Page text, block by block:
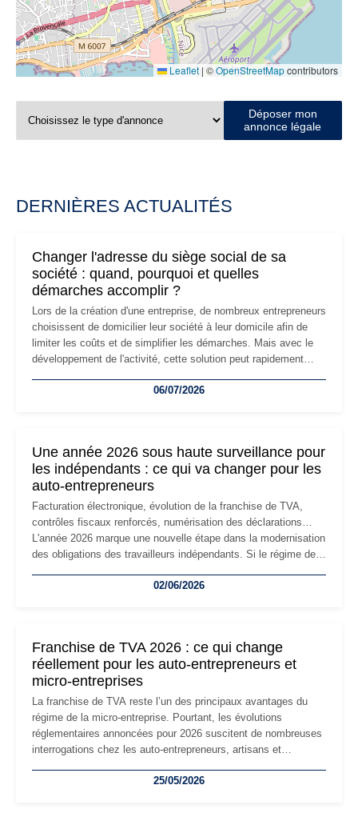
Leaflet | ©OpenStreetMapcontributors
Déposer mon
annonce légale
DERNIÈRES ACTUALITÉS
Changer l'adresse du siège social de sa
société : quand, pourquoi et quelles
démarches accomplir ?
Lors de la création d'une entreprise, de nombreux entrepreneurs
choisissent de domicilier leur société à leur domicile afin de
limiter les coûts et de simplifier les démarches. Mais avec le
développement de l'activité, cette solution peut rapidement
professionnels, recrutement, image de marque… Le
06/07/2026
Une année 2026 sous haute surveillance pour
les indépendants : ce qui va changer pour les
auto-entrepreneurs
Facturation électronique, évolution de la franchise de TVA,
contrôles fiscaux renforcés, numérisation des déclarations…
L'année 2026 marque une nouvelle étape dans la modernisation
des obligations des travailleurs indépendants. Si le régime de
les auto-entrepreneurs devront s'adapter à un environnement
02/06/2026
Franchise de TVA 2026 : ce qui change
réellement pour les auto-entrepreneurs et
micro-entreprises
La franchise de TVA reste l’un des principaux avantages du
régime de la micro-entreprise. Pourtant, les évolutions
réglementaires annoncées pour 2026 suscitent de nombreuses
interrogations chez les auto-entrepreneurs, artisans et
facturation ou risque de bascule vers la TVA : les règles
25/05/2026